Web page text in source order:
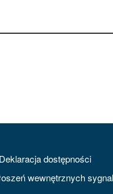
Deklaracja dostępności
wewnętrznych